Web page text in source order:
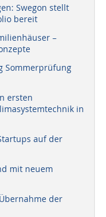
Swegon stellt
bereit
–
Sommerprüfung
ersten
in
auf der
mit neuem
der